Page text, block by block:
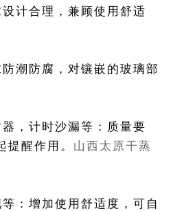
合理，兼顾使用舒适
防腐，对镶嵌的玻璃部
计时沙漏等：质量要
提醒作用。 山西太原干蒸
增加使用舒适度，可自